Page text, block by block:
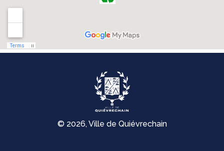
© 2026, Ville de Quiévrechain